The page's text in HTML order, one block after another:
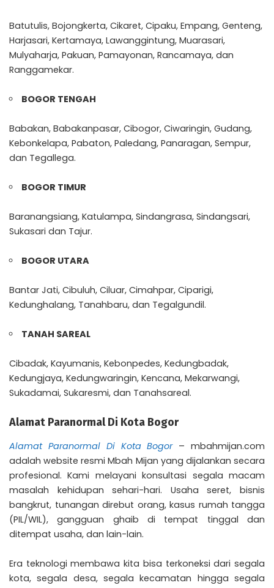
Batutulis, Bojongkerta, Cikaret, Cipaku, Empang, Genteng,
Harjasari, Kertamaya, Lawanggintung, Muarasari,
Mulyaharja, Pakuan, Pamayonan, Rancamaya, dan
Ranggamekar.
BOGOR TENGAH
Babakan, Babakanpasar, Cibogor, Ciwaringin, Gudang,
Kebonkelapa, Pabaton, Paledang, Panaragan, Sempur,
dan Tegallega.
BOGOR TIMUR
Baranangsiang, Katulampa, Sindangrasa, Sindangsari,
Sukasari dan Tajur.
BOGOR UTARA
Bantar Jati, Cibuluh, Ciluar, Cimahpar, Ciparigi,
Kedunghalang, Tanahbaru, dan Tegalgundil.
TANAH SAREAL
Cibadak, Kayumanis, Kebonpedes, Kedungbadak,
Kedungjaya, Kedungwaringin, Kencana, Mekarwangi,
Sukadamai, Sukaresmi, dan Tanahsareal.
Alamat Paranormal Di Kota Bogor
Alamat Paranormal Di Kota Bogor – mbahmijan.com
adalah website resmi Mbah Mijan yang dijalankan secara
profesional. Kami melayani konsultasi segala macam
masalah kehidupan sehari-hari. Usaha seret, bisnis
bangkrut, tunangan direbut orang, kasus rumah tangga
(PIL/WIL), gangguan ghaib di tempat tinggal dan
ditempat usaha, dan lain-lain.
Era teknologi membawa kita bisa terkoneksi dari segala
kota, segala desa, segala kecamatan hingga segala